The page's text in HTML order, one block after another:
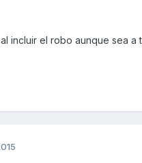
incluir el robo aunque sea a